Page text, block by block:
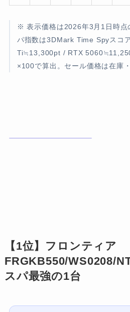
※ 表示価格は2026年3月1日時点
パ指数は3DMark Time Spyスコ
Ti≒13,300pt / RTX
×100で算出。セール価格は在庫
【1位】フロンティア
FRGKB550/WS0208/
スパ最強の1台